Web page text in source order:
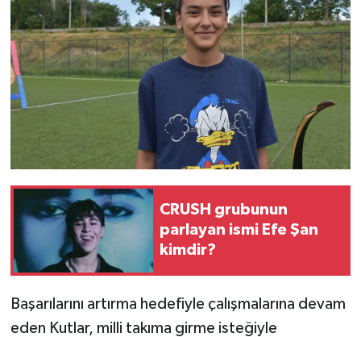
CRUSH grubunun
parlayan ismi Efe Şan
kimdir?
Başarılarını artırma hedefiyle çalışmalarına devam
eden Kutlar, milli takıma girme isteğiyle